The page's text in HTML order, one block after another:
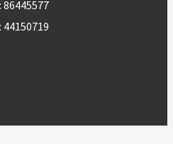
86445577
44150719